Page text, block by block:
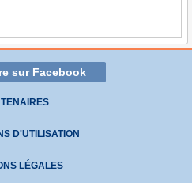
sur Facebook
D'UTILISATION
LÉGALES